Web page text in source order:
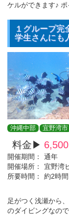
ケルができます♪
１グループ
学生さんにも
沖縄中部 宜野湾市
料金▶ 6,500
開催期間：
通年
開催場所：
宜野湾
所要時間：
約2時
足がつく浅瀬から
のダイビングなの